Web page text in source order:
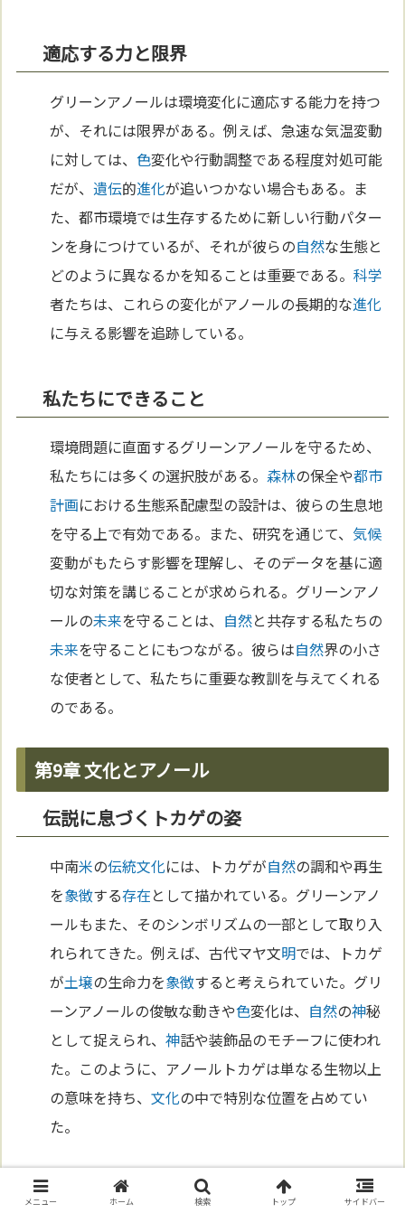
適応する力と限界
グリーンアノールは環境変化に適応する能力を持つ
が、それには限界がある。例えば、急速な気温変動
に対しては、色変化や行動調整である程度対処可能
だが、遺伝的進化が追いつかない場合もある。ま
た、都市環境では生存するために新しい行動パター
ンを身につけているが、それが彼らの自然な生態と
どのように異なるかを知ることは重要である。科学
者たちは、これらの変化がアノールの長期的な進化
に与える影響を追跡している。
私たちにできること
環境問題に直面するグリーンアノールを守るため、
私たちには多くの選択肢がある。森林の保全や都市
計画における生態系配慮型の設計は、彼らの生息地
を守る上で有効である。また、研究を通じて、気候
変動がもたらす影響を理解し、そのデータを基に適
切な対策を講じることが求められる。グリーンアノ
ールの未来を守ることは、 自然と共存する私たちの
未来を守ることにもつながる。彼らは自然界の小さ
な使者として、私たちに重要な教訓を与えてくれる
のである。
第9章 文化とアノール
伝説に息づくトカゲの姿
中南米の伝統文化には、トカゲが自然の調和や再生
を象徴する存在として描かれている。グリーンアノ
ールもまた、そのシンボリズムの一部として取り入
れられてきた。例えば、古代マヤ文明では、トカゲ
が土壌の生命力を象徴すると考えられていた。グリ
ーンアノールの俊敏な動きや色変化は、 自然の神秘
として捉えられ、神話や装飾品のモチーフに使われ
た。このように、アノールトカゲは単なる生物以上
の意味を持ち、文化の中で特別な位置を占めてい
た。
アノールが描くアートの世界
メニュー ホーム 検索 トップ サイドバー